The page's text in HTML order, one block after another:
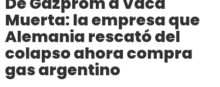
Muerta: la empresa que
Alemania rescató del
colapso ahora compra
gas argentino